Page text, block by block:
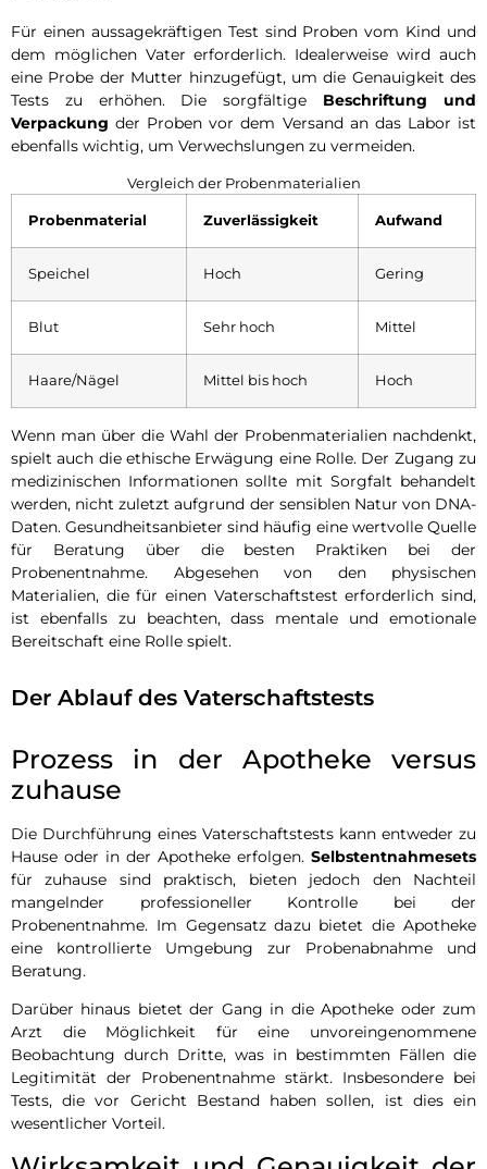
Für einen aussagekräftigen Test sind Proben vom Kind und
dem möglichen Vater erforderlich. Idealerweise wird auch
eine Probe der Mutter hinzugefügt, um die Genauigkeit des
Tests zu erhöhen. Die sorgfältige Beschriftung und
Verpackung der Proben vor dem Versand an das Labor ist
ebenfalls wichtig, um Verwechslungen zu vermeiden.
Vergleich der Probenmaterialien
Probenmaterial Zuverlässigkeit Aufwand
Speichel Hoch Gering
Blut Sehr hoch Mittel
Haare/Nägel Mittel bis hoch Hoch
Wenn man über die Wahl der Probenmaterialien nachdenkt,
spielt auch die ethische Erwägung eine Rolle. Der Zugang zu
medizinischen Informationen sollte mit Sorgfalt behandelt
werden, nicht zuletzt aufgrund der sensiblen Natur von DNA-
Daten. Gesundheitsanbieter sind häufig eine wertvolle Quelle
für Beratung über die besten Praktiken bei der
Probenentnahme. Abgesehen von den physischen
Materialien, die für einen Vaterschaftstest erforderlich sind,
ist ebenfalls zu beachten, dass mentale und emotionale
Bereitschaft eine Rolle spielt.
Der Ablauf des Vaterschaftstests
Prozess in der Apotheke versus
zuhause
Die Durchführung eines Vaterschaftstests kann entweder zu
Hause oder in der Apotheke erfolgen. Selbstentnahmesets
für zuhause sind praktisch, bieten jedoch den Nachteil
mangelnder professioneller Kontrolle bei der
Probenentnahme. Im Gegensatz dazu bietet die Apotheke
eine kontrollierte Umgebung zur Probenabnahme und
Beratung.
Darüber hinaus bietet der Gang in die Apotheke oder zum
Arzt die Möglichkeit für eine unvoreingenommene
Beobachtung durch Dritte, was in bestimmten Fällen die
Legitimität der Probenentnahme stärkt. Insbesondere bei
Tests, die vor Gericht Bestand haben sollen, ist dies ein
wesentlicher Vorteil.